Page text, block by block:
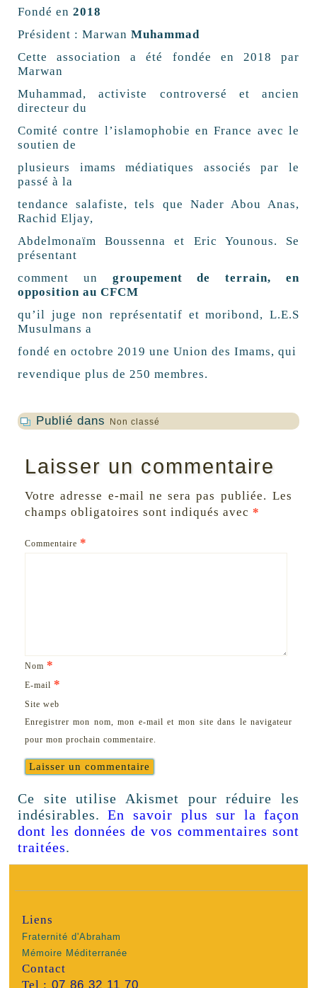
Fondé en 2018
Président : Marwan Muhammad
Cette association a été fondée en 2018 par
Marwan
Muhammad, activiste controversé et ancien
directeur du
Comité contre l’islamophobie en France avec le
soutien de
plusieurs imams médiatiques associés par le
passé à la
tendance salafiste, tels que Nader Abou Anas,
Rachid Eljay,
Abdelmonaïm Boussenna et Eric Younous. Se
présentant
comment un groupement de terrain, en
opposition au CFCM
qu’il juge non représentatif et moribond, L.E.S
Musulmans a
fondé en octobre 2019 une Union des Imams, qui
revendique plus de 250 membres.
Publié dans Non classé
Laisser un commentaire
Votre adresse e-mail ne sera pas publiée. Les
champs obligatoires sont indiqués avec *
Commentaire *
Nom *
E-mail *
Site web
Enregistrer mon nom, mon e-mail et mon site dans le navigateur
pour mon prochain commentaire.
Ce site utilise Akismet pour réduire les
indésirables.En savoir plus sur la façon
dont les données de vos commentaires sont
traitées.
Liens
Fraternité d'Abraham
Mémoire Méditerranée
Contact
Tel : 07 86 32 11 70